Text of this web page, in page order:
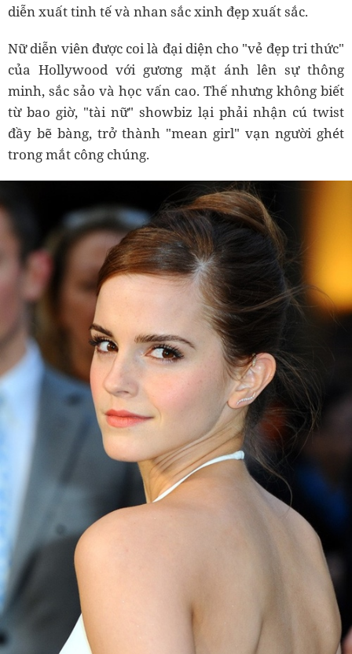
diễn xuất tinh tế và nhan sắc xinh đẹp xuất sắc.
Nữ diễn viên được coi là đại diện cho "vẻ đẹp tri thức"
của Hollywood với gương mặt ánh lên sự thông
minh, sắc sảo và học vấn cao. Thế nhưng không biết
từ bao giờ, "tài nữ" showbiz lại phải nhận cú twist
đầy bẽ bàng, trở thành "mean girl" vạn người ghét
trong mắt công chúng.